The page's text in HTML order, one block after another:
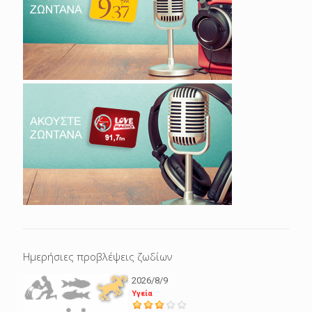
Ημερήσιες προβλέψεις ζωδίων
2026/8/9
Υγεία